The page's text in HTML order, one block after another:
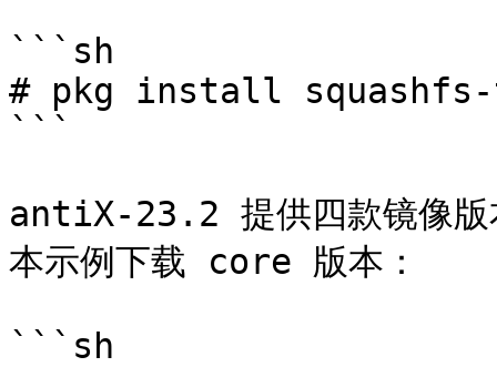
```sh
# pkg install
```
antiX-23.2 提供四款镜像
本示例下载 core 版本：
```sh